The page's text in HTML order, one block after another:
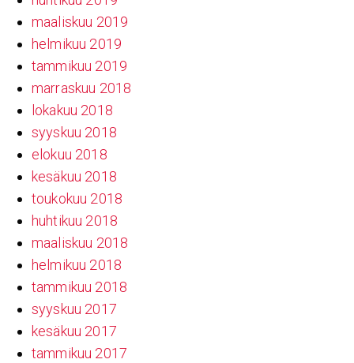
maaliskuu 2019
helmikuu 2019
tammikuu 2019
marraskuu 2018
lokakuu 2018
syyskuu 2018
elokuu 2018
kesäkuu 2018
toukokuu 2018
huhtikuu 2018
maaliskuu 2018
helmikuu 2018
tammikuu 2018
syyskuu 2017
kesäkuu 2017
tammikuu 2017